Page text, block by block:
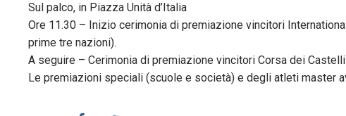
Sul palco, in Piazza Unità d’Italia
Ore 11.30 – Inizio cerimonia di premiazione vincitori
prime tre nazioni).
A seguire – Cerimonia di premiazione vincitori Corsa dei
Le premiazioni speciali (scuole e società) e degli atleti master